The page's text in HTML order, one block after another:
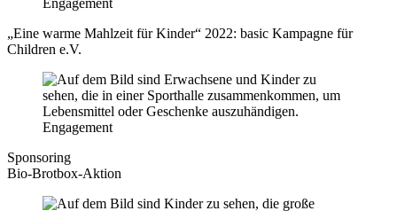
„Eine warme Mahlzeit für Kinder“ 2022: basic Kampagne für
Children e.V.
Engagement
Sponsoring
Bio-Brotbox-Aktion